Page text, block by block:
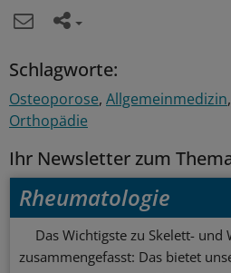
Schlagworte:
Osteoporose Allgemeinmedizin
Orthopädie
Ihr Newsletter zum
Rheumatologie
Das Wichtigste zu Skelett-
zusammengefasst: Das bietet